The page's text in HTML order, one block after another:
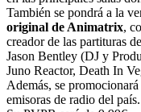
También se pondrá a la
original de Animatrix,
creador de las partituras
Jason Bentley (DJ y
Juno Reactor, Death In
Además, se
emisoras de radio del país.